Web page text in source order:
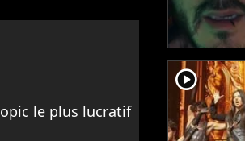
le plus lucratif
player2